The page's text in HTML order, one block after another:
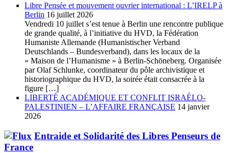
Libre Pensée et mouvement ouvrier international : L’IRELP à
Berlin 16 juillet 2026
Vendredi 10 juillet s’est tenue à Berlin une rencontre publique
de grande qualité, à l’initiative du HVD, la Fédération
Humaniste Allemande (Humanistischer Verband
Deutschlands – Bundesverband), dans les locaux de la
« Maison de l’Humanisme » à Berlin-Schöneberg. Organisée
par Olaf Schlunke, coordinateur du pôle archivistique et
historiographique du HVD, la soirée était consacrée à la
figure […]
LIBERTÉ ACADÉMIQUE ET CONFLIT ISRAÉLO-
PALESTINIEN – L’AFFAIRE FRANÇAISE 14 janvier
2026
Entraide et Solidarité des Libres Penseurs de
France